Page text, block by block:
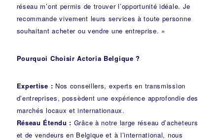
réseau m’ont permis de trouver l’opportunité idéale. Je
recommande vivement leurs services à toute personne
souhaitant acheter ou vendre une entreprise. »
Pourquoi Choisir Actoria Belgique ?
Expertise : Nos conseillers, experts en transmission
d’entreprises, possèdent une expérience approfondie des
marchés locaux et internationaux.
Réseau Étendu : Grâce à notre large réseau d’acheteurs
et de vendeurs en Belgique et à l’international, nous